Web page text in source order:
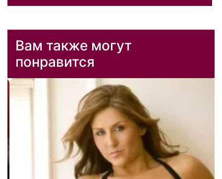
Вам также могут
понравится